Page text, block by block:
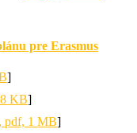
pre Erasmus
]
KB]
pdf, 1 MB]